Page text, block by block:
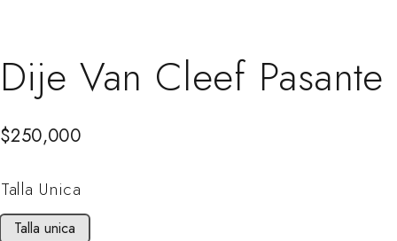
Dije Van Cleef Pasante
$250,000
Talla Unica
Talla unica